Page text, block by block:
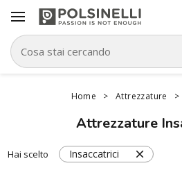
Home > Attrezzature >
Attrezzature
Hai scelto Insaccatrici